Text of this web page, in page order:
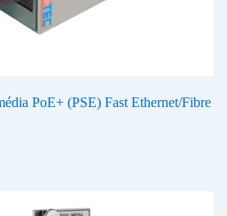
PoE+ (PSE) Fast Ethernet/Fibre